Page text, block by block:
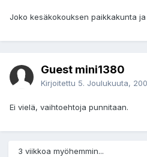
Joko kesäkokouksen paikkakunta
Guest mini1380
Kirjoitettu 5. Joulukuuta,
Ei vielä, vaihtoehtoja punnitaan.
3 viikkoa myöhemmin...